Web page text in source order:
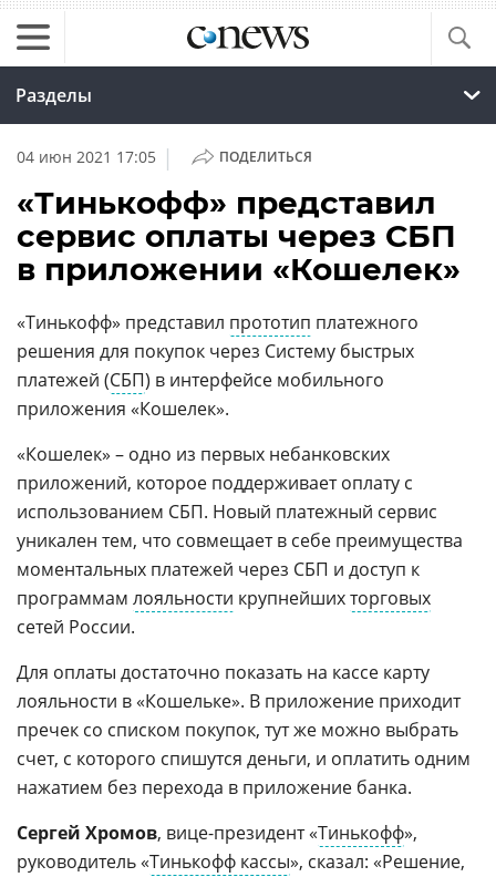
Разделы
04 июн 2021 17:05 | ПОДЕЛИТЬСЯ
«Тинькофф» представил
сервис оплаты через СБП
в приложении «Кошелек»
«Тинькофф» представил прототип платежного
решения для покупок через Систему быстрых
платежей (СБП) в интерфейсе мобильного
приложения «Кошелек».
«Кошелек» – одно из первых небанковских
приложений, которое поддерживает оплату с
использованием СБП. Новый платежный сервис
уникален тем, что совмещает в себе преимущества
моментальных платежей через СБП и доступ к
программам лояльности крупнейшихторговых
сетей России.
Для оплаты достаточно показать на кассе карту
лояльности в «Кошельке». В приложение приходит
пречек со списком покупок, тут же можно выбрать
счет, с которого спишутся деньги, и оплатить одним
нажатием без перехода в приложение банка.
Сергей Хромов, вице-президент «Тинькофф»,
руководитель «Тинькофф кассы», сказал: «Решение,